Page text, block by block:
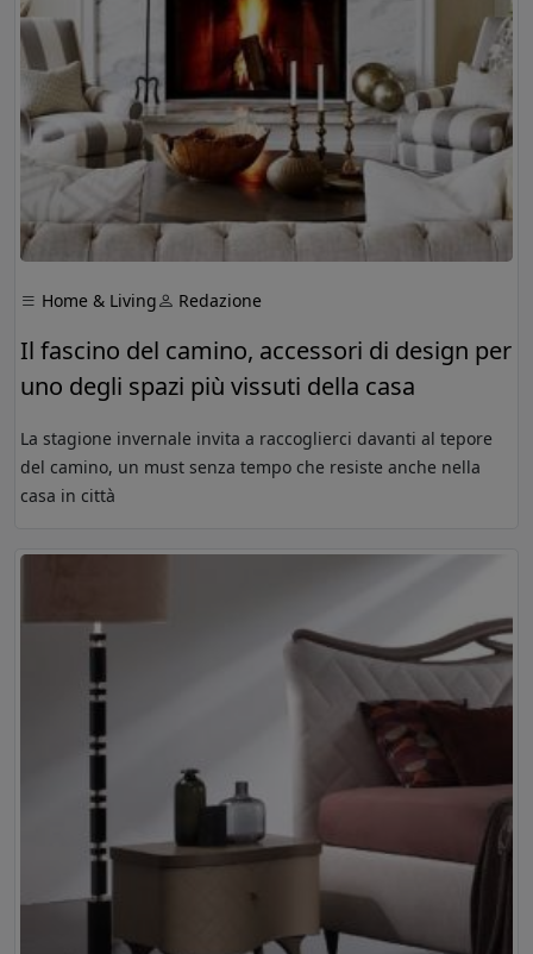
Home & Living Redazione
Il fascino del camino, accessori di design per
uno degli spazi più vissuti della casa
La stagione invernale invita a raccoglierci davanti al tepore
del camino, un must senza tempo che resiste anche nella
casa in città